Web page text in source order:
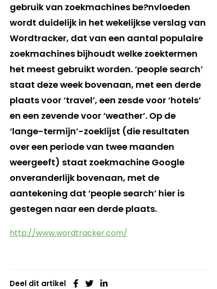
gebruik van zoekmachines be?nvloeden
wordt duidelijk in het wekelijkse verslag van
Wordtracker, dat van een aantal populaire
zoekmachines bijhoudt welke zoektermen
het meest gebruikt worden. ‘people search’
staat deze week bovenaan, met een derde
plaats voor ‘travel’, een zesde voor ‘hotels’
en een zevende voor ‘weather’. Op de
‘lange-termijn’-zoeklijst (die resultaten
over een periode van twee maanden
weergeeft) staat zoekmachine Google
onveranderlijk bovenaan, met de
aantekening dat ‘people search’ hier is
gestegen naar een derde plaats.
http://www.wordtracker.com/
Deel dit artikel